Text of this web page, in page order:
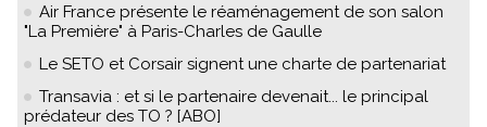
Air France présente le réaménagement de son salon
"La Première" à Paris-Charles de Gaulle
Le SETO et Corsair signent une charte de partenariat
Transavia : et si le partenaire devenait... le principal
prédateur des TO ? [ABO]